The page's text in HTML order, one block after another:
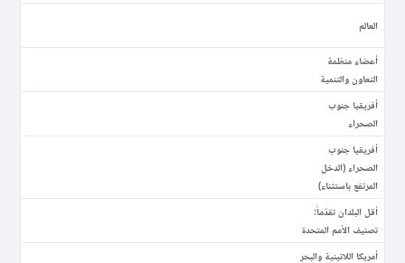
العالم
أعضاء منظمة
التعاون والتنمية
أفريقيا جنوب
الصحراء
أفريقيا جنوب
الصحراء (الدخل
المرتفع باستثناء)
أقل البلدان تقدّماً:
تصنيف الأمم المتحدة
أمريكا اللاتينية والبحر